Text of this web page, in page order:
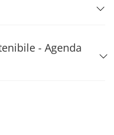
- Agenda